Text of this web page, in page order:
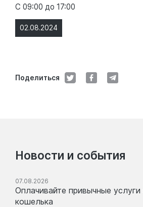
02.08.2024
Поделиться
С 09:00 до 17:00
Новости и события
07.08.2026
Оплачивайте привычные услуги
кошелька